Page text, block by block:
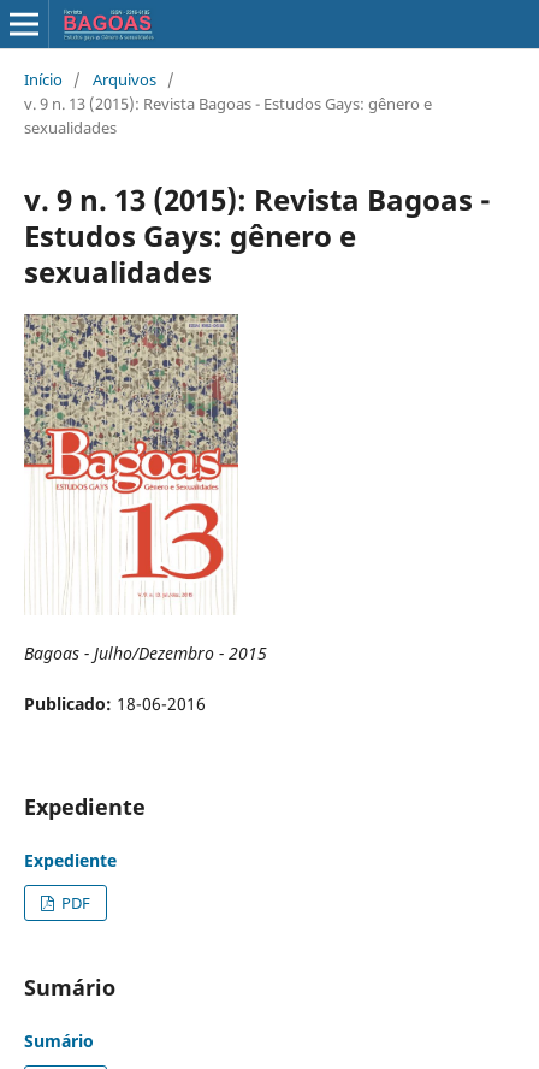
Início / Arquivos /
v. 9 n. 13 (2015): Revista Bagoas - Estudos Gays: gênero e
sexualidades
v. 9 n. 13 (2015): Revista Bagoas -
Estudos Gays: gênero e
sexualidades
Bagoas - Julho/Dezembro - 2015
Publicado: 18-06-2016
Expediente
Expediente
PDF
Sumário
Sumário